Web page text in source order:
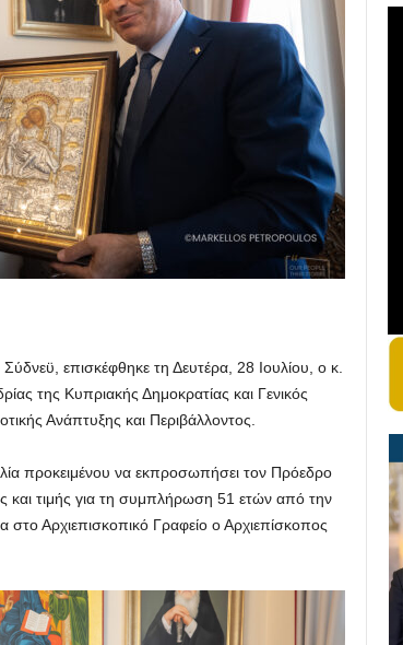
επισκέφθηκε τη Δευτέρα, 28 Ιουλίου, ο κ.
της Κυπριακής Δημοκρατίας και Γενικός
Ανάπτυξης και Περιβάλλοντος.
προκειμένου να εκπροσωπήσει τον Πρόεδρο
και τιμής για τη συμπλήρωση 51 ετών από την
Αρχιεπισκοπικό Γραφείο ο Αρχιεπίσκοπος